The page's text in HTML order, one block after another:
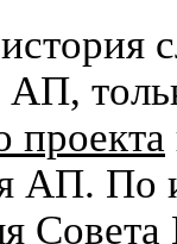
АП,
проекта
АП. По